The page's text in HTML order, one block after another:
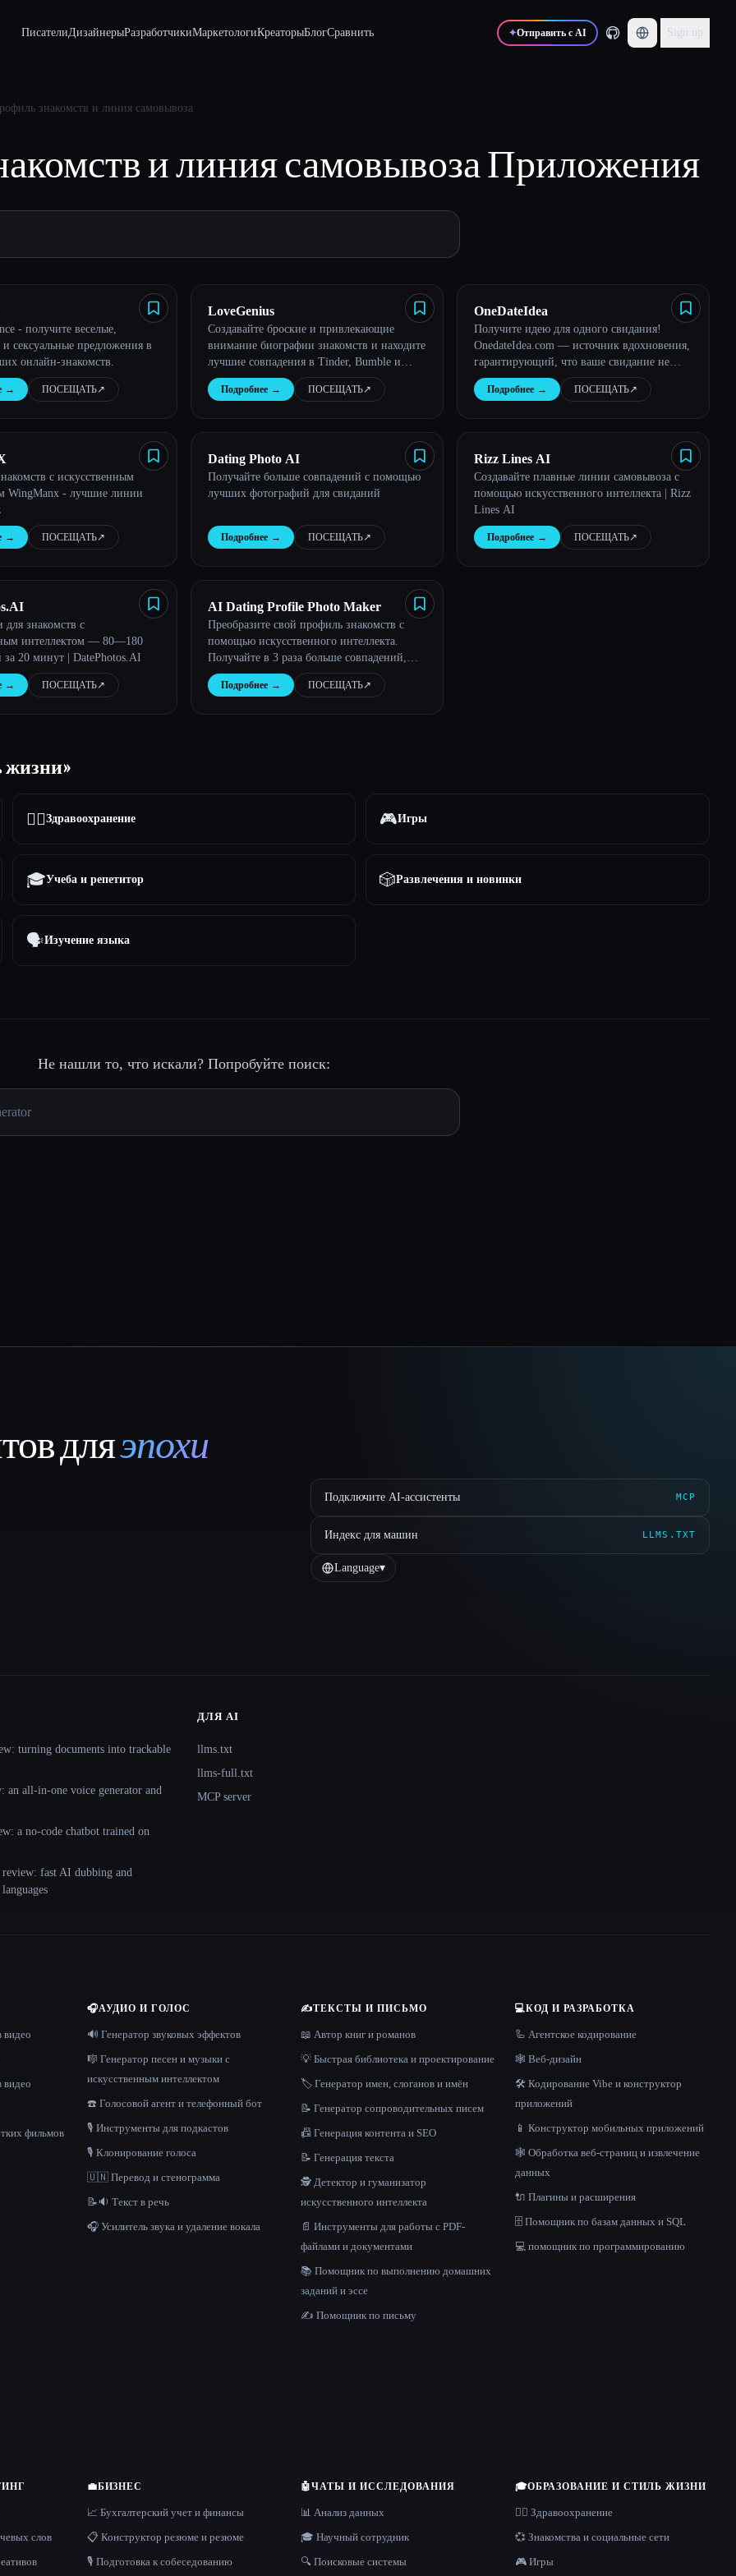
ПисателиДизайнерыРазработчикиМаркетологиКреаторыБлогСравнить ✦Отправить с AI Sign up
знакомств и линия самовывоза
и линия самовывозаПриложения
- получите веселые,
сексуальные предложения в
онлайн-знакомств.
→ ПОСЕЩАТЬ↗︎
LoveGenius
Создавайте броские и привлекающие
внимание биографии знакомств и находите
лучшие совпадения в Tinder, Bumble и
других сервисах!
Подробнее → ПОСЕЩАТЬ↗︎
OneDateIdea
Получите идею для одного свидания!
OnedateIdea.com — источник вдохновения,
гарантирующий, что ваше свидание не
будет скучным или типичным.
Подробнее → ПОСЕЩАТЬ↗︎
с искусственным
WingManx - лучшие линии
→ ПОСЕЩАТЬ↗︎
Dating Photo AI
Получайте больше совпадений с помощью
лучших фотографий для свиданий
Подробнее → ПОСЕЩАТЬ↗︎
Rizz Lines AI
Создавайте плавные линии самовывоза с
помощью искусственного интеллекта | Rizz
Lines AI
Подробнее → ПОСЕЩАТЬ↗︎
знакомств с
интеллектом — 80—180
за 20 минут | DatePhotos.AI
→ ПОСЕЩАТЬ↗︎
AI Dating Profile Photo Maker
Преобразите свой профиль знакомств с
помощью искусственного интеллекта.
Получайте в 3 раза больше совпадений,
используя профессиональные фотографии,
созданные искусственным интеллектом
Подробнее → ПОСЕЩАТЬ↗︎
жизни»
👩‍⚕️Здравоохранение 🎮Игры
🎓Учеба и репетитор 🎲Развлечения и новинки
🗣️Изучение языка
Не нашли то, что искали? Попробуйте поиск:
дляэпохи
Подключите AI-ассистенты MCP
Индекс для машин LLMS.TXT
Language▾
turning documents into trackable
an all-in-one voice generator and
a no-code chatbot trained on
review: fast AI dubbing and
ДЛЯ AI
llms.txt
llms-full.txt
MCP server
видео
видео
фильмов
🎧АУДИО И ГОЛОС
🔊 Генератор звуковых эффектов
🎼 Генератор песен и музыки с
искусственным интеллектом
☎️ Голосовой агент и телефонный бот
🎙️ Инструменты для подкастов
🎙️ Клонирование голоса
🇺🇳 Перевод и стенограмма
📝🔉 Текст в речь
🎧 Усилитель звука и удаление вокала
✍️ТЕКСТЫ И ПИСЬМО
📖 Автор книг и романов
💡 Быстрая библиотека и проектирование
🏷️ Генератор имен, слоганов и имён
📝 Генератор сопроводительных писем
📠 Генерация контента и SEO
📝 Генерация текста
🕵️ Детектор и гуманизатор
искусственного интеллекта
📄 Инструменты для работы с PDF-
файлами и документами
📚 Помощник по выполнению домашних
заданий и эссе
✍️ Помощник по письму
💻КОД И РАЗРАБОТКА
🦾 Агентское кодирование
🕸 Веб-дизайн
🛠️ Кодирование Vibe и конструктор
приложений
📱 Конструктор мобильных приложений
🕸️ Обработка веб-страниц и извлечение
данных
🔌 Плагины и расширения
🗄️ Помощник по базам данных и SQL
💻 помощник по программированию
слов
💼БИЗНЕС
📈 Бухгалтерский учет и финансы
📋 Конструктор резюме и резюме
🎙️ Подготовка к собеседованию
🤖ЧАТЫ И ИССЛЕДОВАНИЯ
📊 Анализ данных
🎓 Научный сотрудник
🔍 Поисковые системы
🎓ОБРАЗОВАНИЕ И СТИЛЬ ЖИЗНИ
👩‍⚕️ Здравоохранение
💞 Знакомства и социальные сети
🎮 Игры